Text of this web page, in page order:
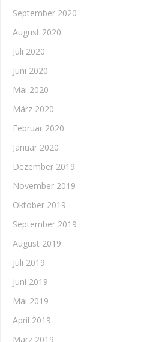
September 2020
August 2020
Juli 2020
Juni 2020
Mai 2020
März 2020
Februar 2020
Januar 2020
Dezember 2019
November 2019
Oktober 2019
September 2019
August 2019
Juli 2019
Juni 2019
Mai 2019
April 2019
März 2019